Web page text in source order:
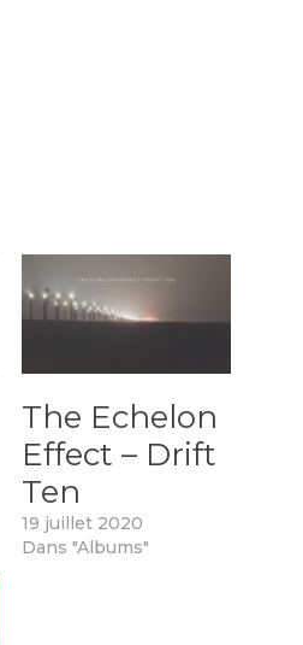
The Echelon
Effect – Drift
Ten
19 juillet 2020
Dans "Albums"